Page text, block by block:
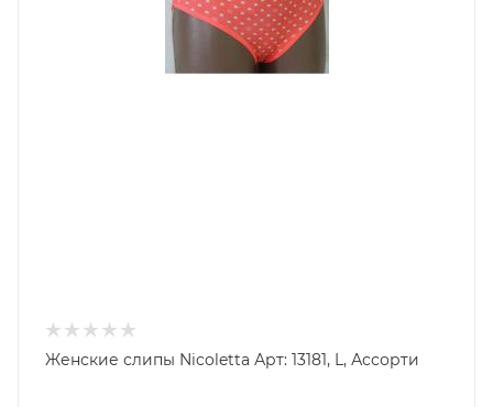
Женские слипы Nicoletta Арт: 13181, L, Ассорти